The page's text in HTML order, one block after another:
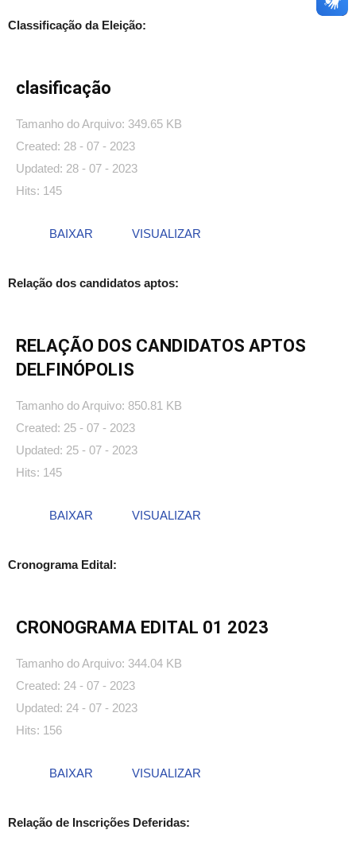
Classificação da Eleição:
clasificação
Tamanho do Arquivo: 349.65 KB
Created: 28 - 07 - 2023
Updated: 28 - 07 - 2023
Hits: 145
BAIXAR VISUALIZAR
Relação dos candidatos aptos:
RELAÇÃO DOS CANDIDATOS APTOS
DELFINÓPOLIS
Tamanho do Arquivo: 850.81 KB
Created: 25 - 07 - 2023
Updated: 25 - 07 - 2023
Hits: 145
BAIXAR VISUALIZAR
Cronograma Edital:
CRONOGRAMA EDITAL 01 2023
Tamanho do Arquivo: 344.04 KB
Created: 24 - 07 - 2023
Updated: 24 - 07 - 2023
Hits: 156
BAIXAR VISUALIZAR
Relação de Inscrições Deferidas: